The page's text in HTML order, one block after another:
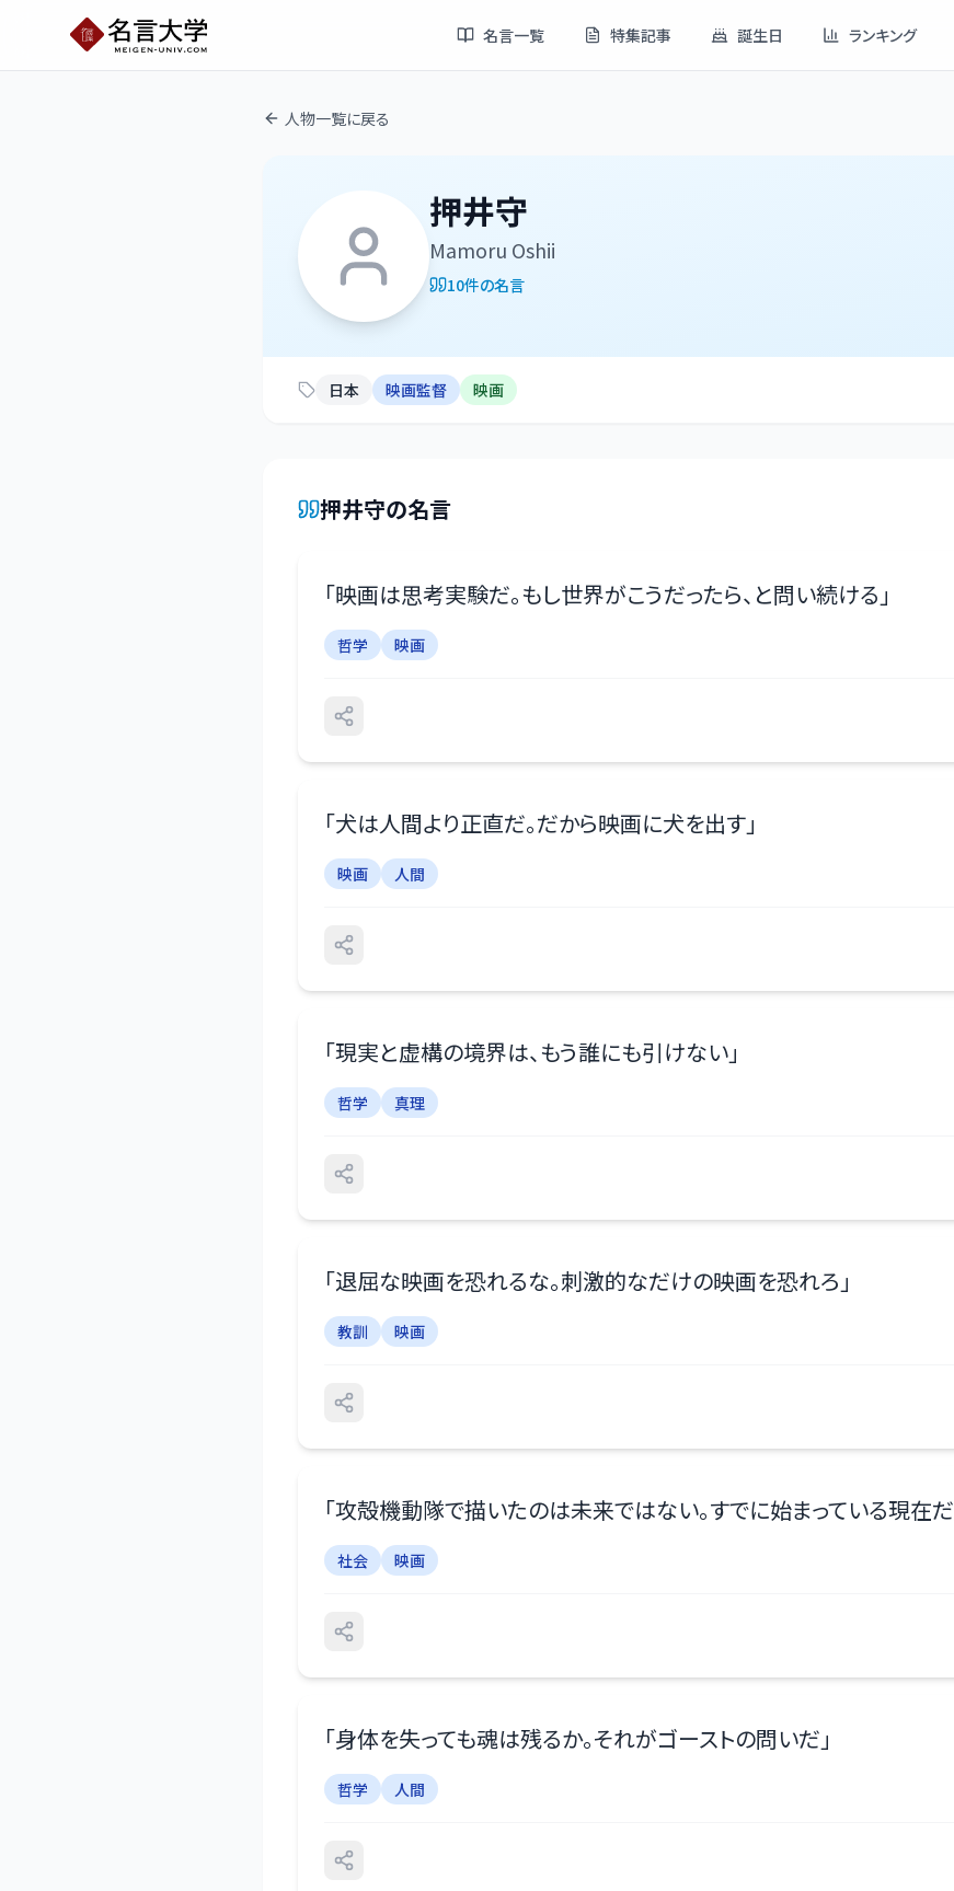
名言一覧 特集記事 誕生日 ランキング
人物一覧に戻る
押井守
Mamoru Oshii
10件の名言
日本 映画監督 映画
押井守の名言
「映画は思考実験だ。もし世界がこうだったら、と問い続ける 」
哲学 映画
「犬は人間より正直だ。だから映画に犬を出す」
映画 人間
「現実と虚構の境界は、もう誰にも引けない」
哲学 真理
「退屈な映画を恐れるな。刺激的なだけの映画を恐れろ 」
教訓 映画
「攻殻機動隊で描いたのは未来ではない。すでに始まっている現在だ
社会 映画
「身体を失っても魂は残るか。それがゴーストの問いだ 」
哲学 人間